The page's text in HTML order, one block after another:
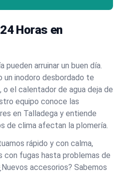
Horas en
pueden arruinar un buen día.
un inodoro desbordado te
el calentador de agua deja de
equipo conoce las
en Talladega y entiende
de clima afectan la plomería.
rápido y con calma,
con fugas hasta problemas de
accesorios? Sabemos